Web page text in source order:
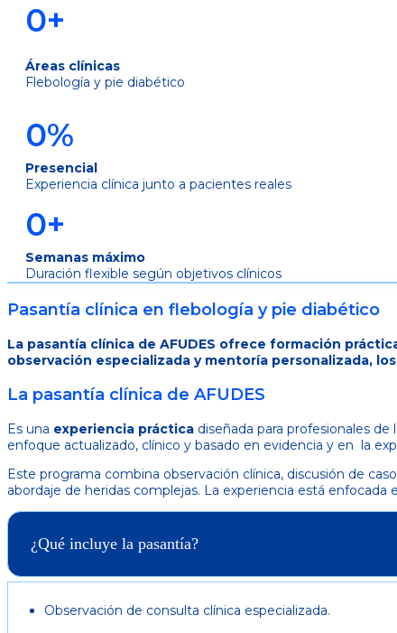
0+
Áreas clínicas
Flebología y pie diabético
0%
Presencial
Experiencia clínica junto a pacientes reales
0+
Semanas máximo
Duración flexible según objetivos clínicos
Pasantía clínica en flebología y pie diabético
La pasantía clínica de AFUDES ofrece formación
observación especializada y mentoría personalizada,
La pasantía clínica de AFUDES
Es una experiencia práctica diseñada para profesionales
enfoque actualizado, clínico y basado en evidencia y en la
Este programa combina observación clínica, discusión de
abordaje de heridas complejas. La experiencia está
¿Qué incluye la pasantía?
Observación de consulta clínica especializada.